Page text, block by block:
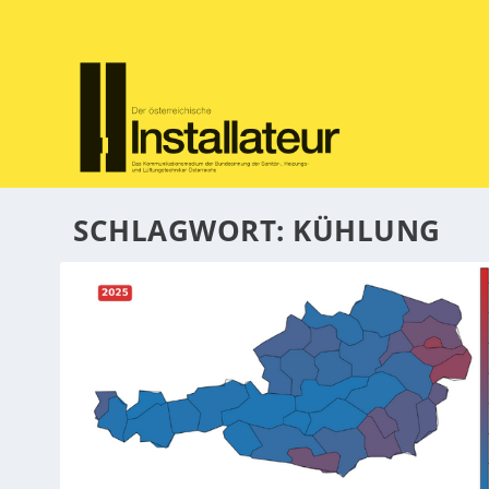
SCHLAGWORT: KÜHLUNG